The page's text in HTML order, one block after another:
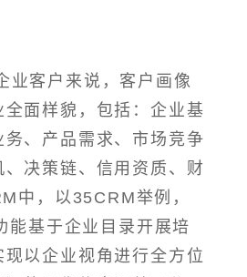
业客户来说，客户画像
面样貌，包括：企业基
务、产品需求、市场竞争
决策链、信用资质、财
中，以35CRM举例，
能基于企业目录开展培
以企业视角进行全方位